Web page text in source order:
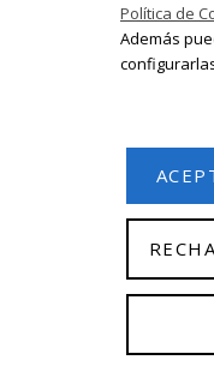
© 2026 Isabel
Política de
Además